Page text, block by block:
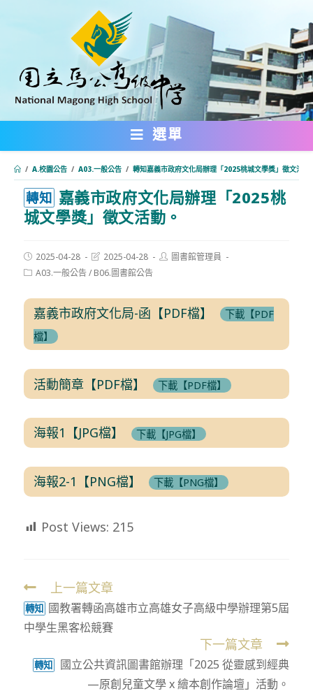
內
選單
/ A.校園公告 / A03.一般公告 / 轉知嘉義市政府文化局辦理「2025桃城文學獎」徵文活動
轉知 嘉義市政府文化局辦理「2025桃
城文學獎」徵文活動。
Post
published:
2025-04-28
Post
modified:
2025-04-28
Post圖書館管理員
PostA03.一般公告/ B06.圖書館公告
嘉義市政府文化局-函【PDF檔】
下載【PDF
檔】
活動簡章【PDF檔】 下載【PDF檔】
海報1【JPG檔】 下載【JPG檔】
海報2-1【PNG檔】 下載【PNG檔】
Post Views: 215
Read
more
articles
上一篇文章
轉知 國教署轉函高雄市立高雄女子高級中學辦理第5屆
中學生黑客松競賽
下一篇文章
轉知
國立公共資訊圖書館辦理「2025 從靈感到經典
—原創兒童文學 x 繪本創作論壇」活動。